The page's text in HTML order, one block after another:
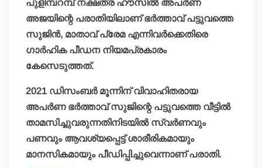
പുളിമ്പറമ്പ് നക്ഷത്ര ഹൗസില്‍ അപര്‍ണ
അജയിന്റെ പരാതിയിലാണ് ഭര്‍ത്താവ് പട്ടുവത്തെ
സുജിന്‍, മാതാവ് പ്രേമ എന്നിവര്‍ക്കെതിരെ
ഗാര്‍ഹിക പീഡന നിയമപ്രകാരം
കേസെടുത്തത്.
2021 ഡിസംബര്‍ മൂന്നിന് വിവാഹിതരായ
അപര്‍ണ ഭര്‍ത്താവ് സുജിന്റെ പട്ടുവത്തെ വീട്ടില്‍
താമസിച്ചുവരുന്നതിനിടയില്‍ സ്വര്‍ണവും
പണവും ആവശ്യപ്പെട്ട് ശാരീരികമായും
മാനസികമായും പീഡിപ്പിച്ചുവെന്നാണ് പരാതി.